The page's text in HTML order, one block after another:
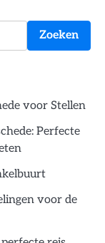
Zoeken
voor Stellen
Perfecte
voor de